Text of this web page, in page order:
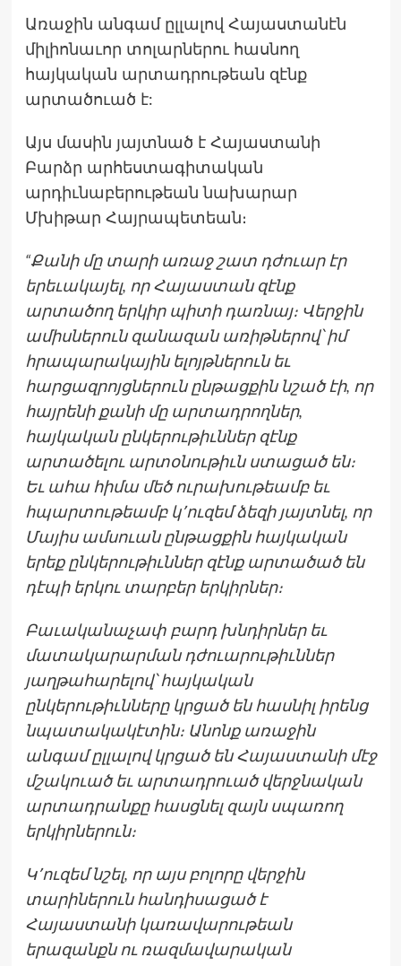
Առաջին անգամ ըլլալով Հայաստանէն
միլիոնաւոր տոլարներու հասնող
հայկական արտադրութեան զէնք
արտածուած է:
Այս մասին յայտնած է Հայաստանի
Բարձր արհեստագիտական
արդիւնաբերութեան նախարար
Մխիթար Հայրապետեան։
“Քանի մը տարի առաջ շատ դժուար էր
երեւակայել, որ Հայաստան զէնք
արտածող երկիր պիտի դառնայ։ Վերջին
ամիսներուն զանազան առիթներով՝ իմ
հրապարակային ելոյթներուն եւ
հարցազրոյցներուն ընթացքին նշած էի, որ
հայրենի քանի մը արտադրողներ,
հայկական ընկերութիւններ զէնք
արտածելու արտօնութիւն ստացած են։
Եւ ահա հիմա մեծ ուրախութեամբ եւ
հպարտութեամբ կ՚ուզեմ ձեզի յայտնել, որ
Մայիս ամսուան ընթացքին հայկական
երեք ընկերութիւններ զէնք արտածած են
դէպի երկու տարբեր երկիրներ։
Բաւականաչափ բարդ խնդիրներ եւ
մատակարարման դժուարութիւններ
յաղթահարելով՝ հայկական
ընկերութիւնները կրցած են հասնիլ իրենց
նպատակակէտին։ Անոնք առաջին
անգամ ըլլալով կրցած են Հայաստանի մէջ
մշակուած եւ արտադրուած վերջնական
արտադրանքը հասցնել զայն սպառող
երկիրներուն։
Կ՚ուզեմ նշել, որ այս բոլորը վերջին
տարիներուն հանդիսացած է
Հայաստանի կառավարութեան
երազանքն ու ռազմավարական